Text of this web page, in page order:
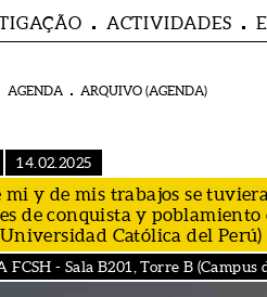
ACTIVIDADES
AGENDA ARQUIVO (AGENDA)
14.02.2025
mi y de mis trabajos se
de conquista y
Católica del Perú)
FCSH - Sala B201, Torre B (Campus